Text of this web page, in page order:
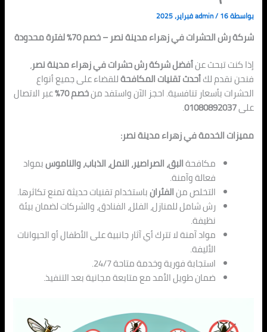
بواسطة admin/16 فبراير، 2025
شركة رش الحشرات في زهراء مدينة نصر – خصم 70% لفترة محدودة
إذا كنت تبحث عنأفضل شركة رش حشرات في زهراء مدينة نصر،
فنحن نقدم لكأحدث تقنيات المكافحةللقضاء على جميع أنواع
الحشرات بأسعار تنافسية. احجز الآن واستفد منخصم 70%
عبر الاتصال
على01080892037
.
مميزات الخدمة في زهراء مدينة نصر:
مكافحةالبق، الصراصير، النمل، الذباب، والناموسبمواد
فعالة وآمنة.
التخلص منالفئرانباستخدام تقنيات حديثة تمنع تكاثرها.
رش شامل للمنازل، الفلل، الفنادق، والشركات لضمان بيئة
نظيفة.
مواد آمنة لا تترك أي آثار جانبية على الأطفال أو الحيوانات
الأليفة.
استجابة فورية وخدمة متاحة 24/7.
ضمان طويل الأمد مع متابعة مجانية بعد التنفيذ.